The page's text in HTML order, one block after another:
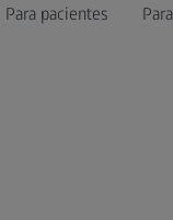
Para pacientes